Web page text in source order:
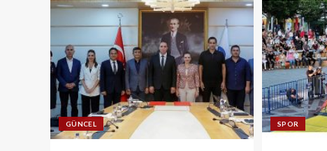
GÜNCEL SPOR